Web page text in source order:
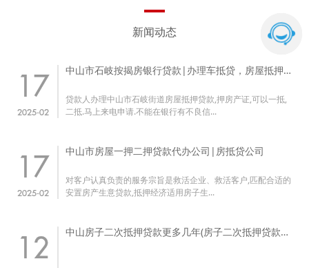
新闻动态
17
2025-02
中山市石岐按揭房银行贷款|办理车抵贷，房屋抵押
贷款人办理中山市石岐街道房屋抵押贷款,押房产证,可以一抵,
二抵.马上来电申请.不能在银行有不良信...
17
2025-02
中山市房屋一押二押贷款代办公司|房抵贷公司
对客户认真负责的服务宗旨是救活企业、救活客户,匹配合适的
安置房产生意贷款,抵押经济适用房子生...
12
中山房子二次抵押贷款更多几年(房子二次抵押贷款利